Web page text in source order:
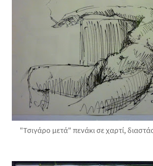
"Τσιγάρο μετά" πενάκι σε χαρτί,